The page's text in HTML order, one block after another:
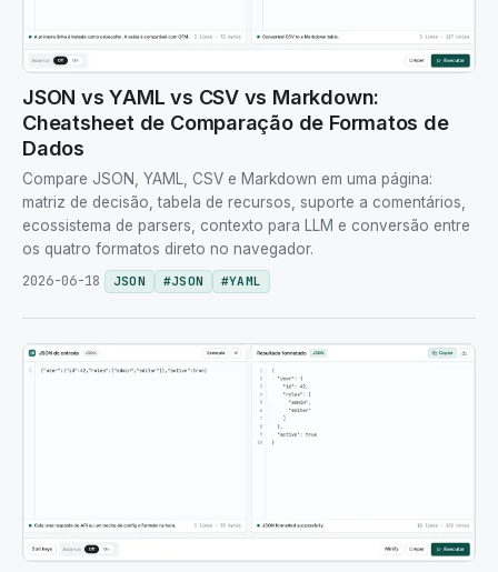
JSON vs YAML vs CSV vs Markdown:
Cheatsheet de Comparação de Formatos de
Dados
Compare JSON, YAML, CSV e Markdown em uma página:
matriz de decisão, tabela de recursos, suporte a comentários,
ecossistema de parsers, contexto para LLM e conversão entre
os quatro formatos direto no navegador.
2026-06-18
JSON #JSON #YAML